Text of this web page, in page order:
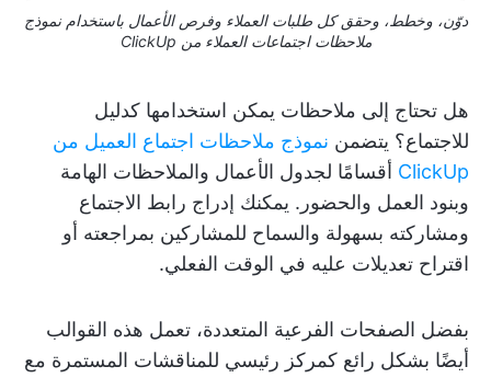
دوّن، وخطط، وحقق كل طلبات العملاء وفرص الأعمال باستخدام نموذج
ملاحظات اجتماعات العملاء من ClickUp
هل تحتاج إلى ملاحظات يمكن استخدامها كدليل
للاجتماع؟ يتضمن نموذج ملاحظات اجتماع العميل من
ClickUp أقسامًا لجدول الأعمال والملاحظات الهامة
وبنود العمل والحضور. يمكنك إدراج رابط الاجتماع
ومشاركته بسهولة والسماح للمشاركين بمراجعته أو
اقتراح تعديلات عليه في الوقت الفعلي.
بفضل الصفحات الفرعية المتعددة، تعمل هذه القوالب
أيضًا بشكل رائع كمركز رئيسي للمناقشات المستمرة مع